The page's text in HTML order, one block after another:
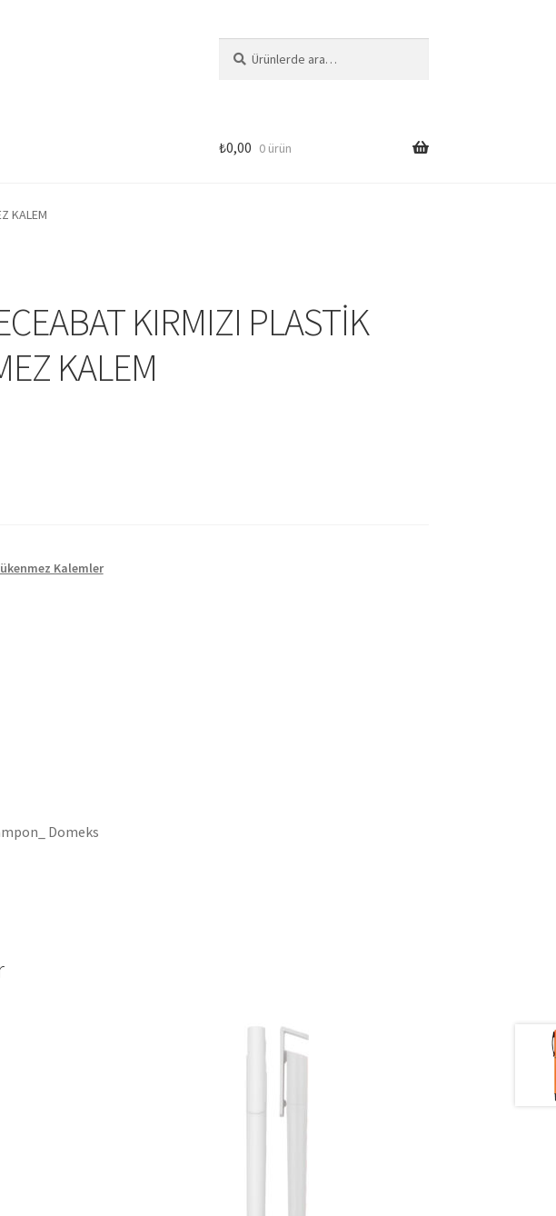
Satış Sözleşmesi
₺0,00 0 ürün
KALEM
KIRMIZI PLASTİK
KALEM
Kalemler
Domeks